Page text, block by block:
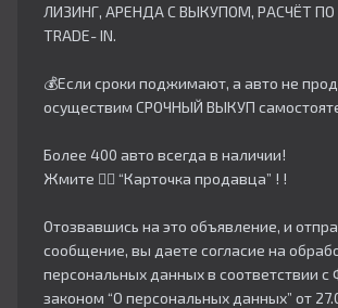
ЛИЗИНГ, АРЕНДА С ВЫКУПОМ, РАСЧЁТ
TRADE- IN.
💰Если сроки поджимают, а авто не
осуществим СРОЧНЫЙ ВЫКУП
Более 400 авто всегда в наличии!
Жмите 👇🏻 “Карточка продавца” ! !
Отозвавшись на это объявление, и
сообщение, вы даете согласие на
персональных данных в соответствии
законом “О персональных данных” от